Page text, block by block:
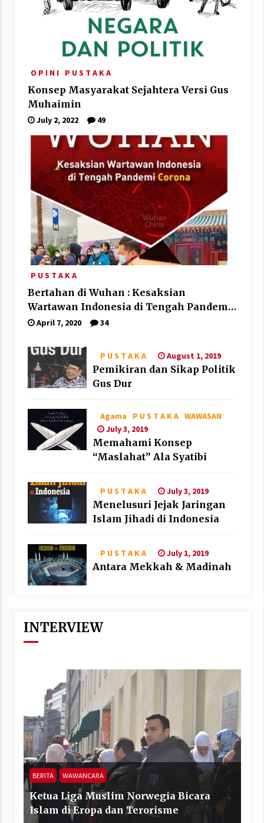
O P I N I P U S T A K A
Konsep Masyarakat Sejahtera Versi Gus
Muhaimin
July 2, 2022 49
P U S T A K A
Bertahan di Wuhan : Kesaksian
Wartawan Indonesia di Tengah Pandemi
Corona
April 7, 2020 34
P U S T A K A August 1, 2019
Pemikiran dan Sikap Politik
Gus Dur
Agama P U S T A K A WAWASAN
July 3, 2019
Memahami Konsep
“Maslahat” Ala Syatibi
P U S T A K A July 3, 2019
Menelusuri Jejak Jaringan
Islam Jihadi di Indonesia
P U S T A K A July 1, 2019
Antara Mekkah & Madinah
INTERVIEW
BERITA WAWANCARA
Ketua Liga Muslim Norwegia Bicara
Islam di Eropa dan Terorisme